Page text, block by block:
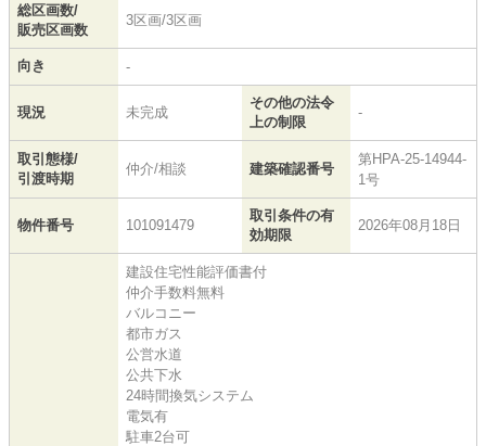
総区画数/
販売区画数
3区画/3区画
向き -
現況 未完成
その他の法令
上の制限
-
取引態様/
引渡時期
仲介/相談 建築確認番号
第HPA-25-14944-
1号
物件番号 101091479
取引条件の有
効期限
2026年08月18日
建設住宅性能評価書付
仲介手数料無料
バルコニー
都市ガス
公営水道
公共下水
24時間換気システム
電気有
駐車2台可